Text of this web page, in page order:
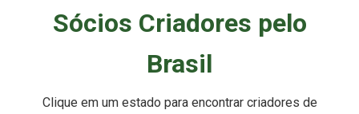
Sócios Criadores pelo
Brasil
Clique em um estado para encontrar criadores de